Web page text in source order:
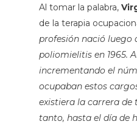
Al tomar la palabra,
de la terapia
profesión nació luego
poliomielitis en 1965.
incrementando el
ocupaban estos
existiera la carrera de
tanto, hasta el día de